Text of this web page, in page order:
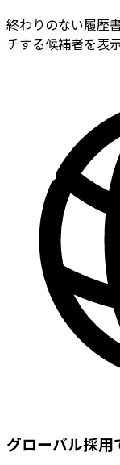
終わりのない履歴
チする候補者を表
グローバル採用